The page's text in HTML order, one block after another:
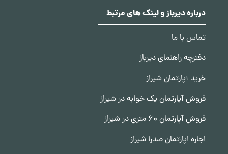
درباره دیرباز و لینک های مرتبط
تماس با ما
دفترچه راهنمای دیرباز
خرید آپارتمان شیراز
فروش آپارتمان یک خوابه در شیراز
فروش آپارتمان 60 متری در شیراز
اجاره اپارتمان صدرا شیراز